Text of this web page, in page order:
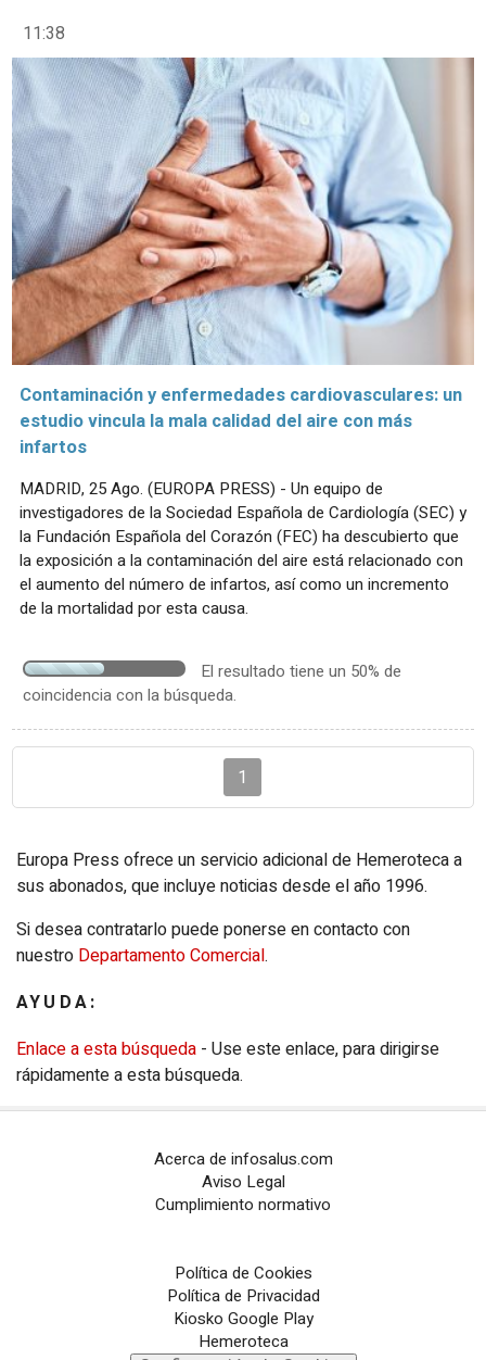
11:38
Contaminación y enfermedades cardiovasculares: un
estudio vincula la mala calidad del aire con más
infartos
MADRID, 25 Ago. (EUROPA PRESS) - Un equipo de
investigadores de la Sociedad Española de Cardiología (SEC) y
la Fundación Española del Corazón (FEC) ha descubierto que
la exposición a la contaminación del aire está relacionado con
el aumento del número de infartos, así como un incremento
de la mortalidad por esta causa.
El resultado tiene un 50% de
coincidencia con la búsqueda.
1
Europa Press ofrece un servicio adicional de Hemeroteca a
sus abonados, que incluye noticias desde el año 1996.
Si desea contratarlo puede ponerse en contacto con
nuestro Departamento Comercial.
AYUDA:
Enlace a esta búsqueda - Use este enlace, para dirigirse
rápidamente a esta búsqueda.
Acerca de infosalus.com
Aviso Legal
Cumplimiento normativo
Política de Cookies
Política de Privacidad
Kiosko Google Play
Hemeroteca